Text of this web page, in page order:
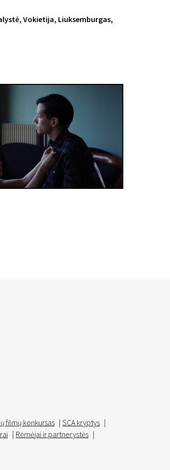
Vokietija, Liuksemburgas,
filmų konkursas | SCA kryptys |
| Rėmėjai ir partnerystės |